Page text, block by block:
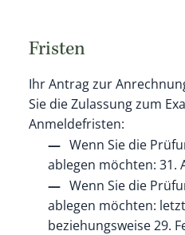
Fristen
Ihr Antrag zur
Sie die Zulassung zum
Anmeldefristen:
Wenn Sie die
ablegen möchten: 31.
Wenn Sie die
ablegen möchten:
beziehungsweise 29.